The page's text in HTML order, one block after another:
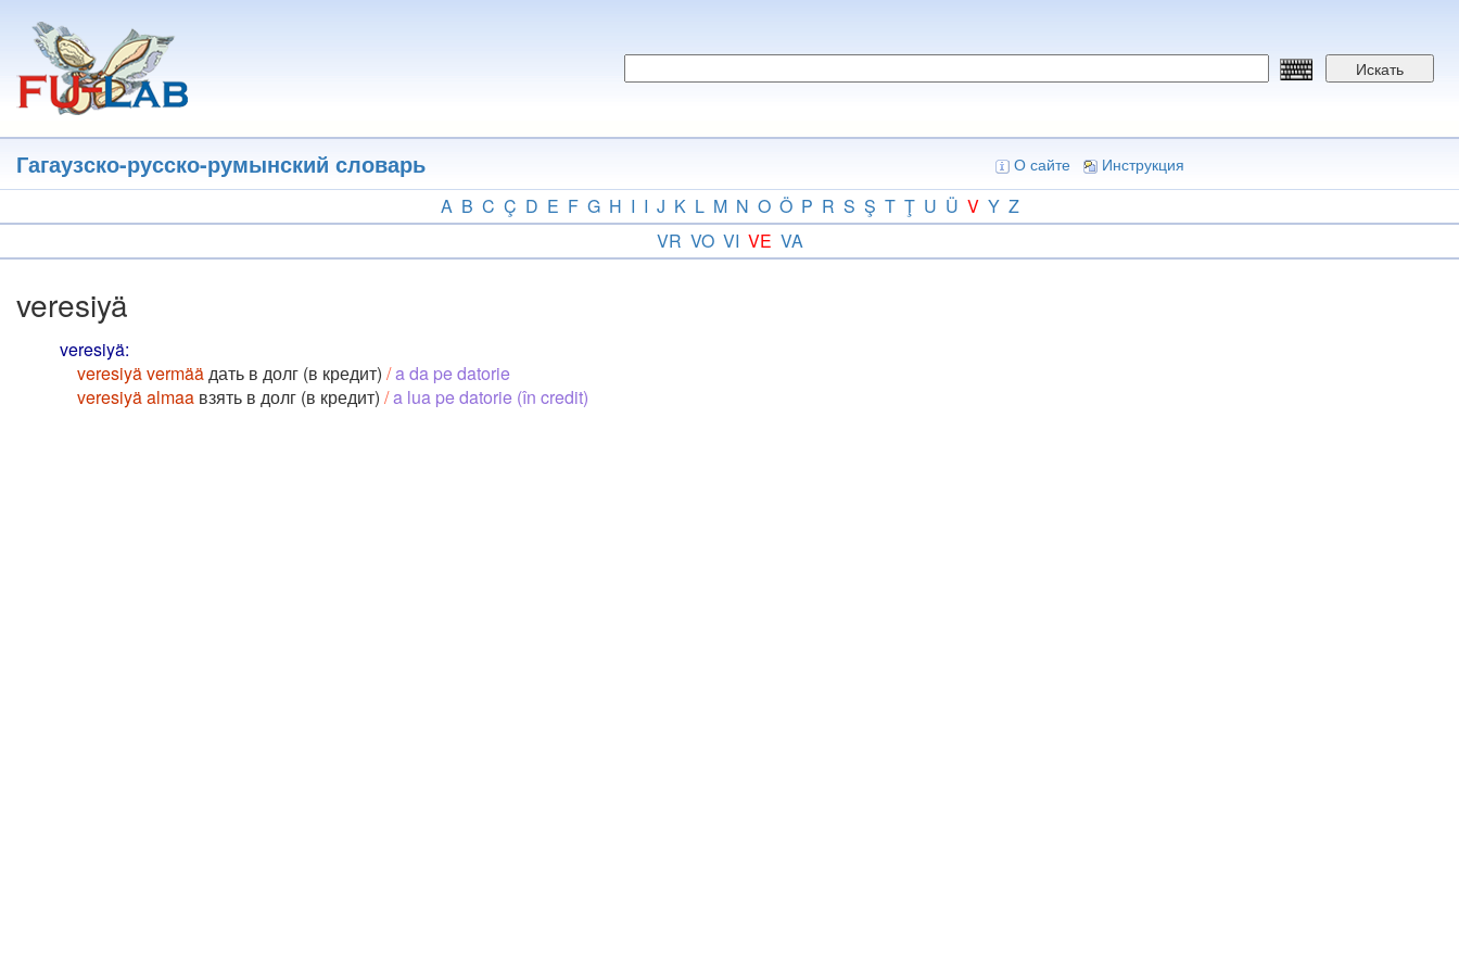
основному
содержанию
Искать
Гагаузско-русско-румынский словарь О сайте Инструкция
A B C Ç D E F G H I I J K L M N O Ö P R S Ş T Ţ U Ü V Y Z
VR VO VI VE VA
veresiyä
veresiyä:
veresiyä vermääдать в долг (в кредит) /a da pe datorie
veresiyä almaa взять в долг (в кредит) /a lua pe datorie (în credit)